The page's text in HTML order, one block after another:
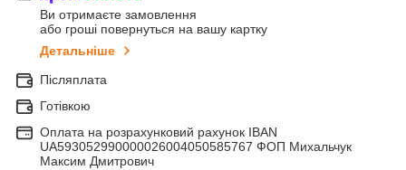
Ви отримаєте замовлення
або гроші повернуться на вашу картку
Детальніше
Післяплата
Готівкою
Оплата на розрахунковий рахунок IBAN
UA593052990000026004050585767 ФОП Михальчук
Максим Дмитрович